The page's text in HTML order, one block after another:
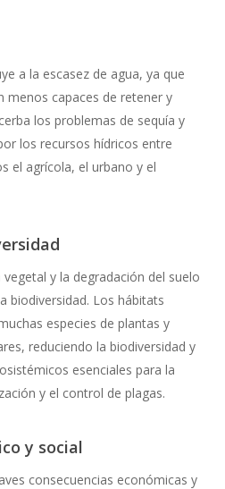
a la escasez de agua, ya que
menos capaces de retener y
los problemas de sequía y
los recursos hídricos entre
el agrícola, el urbano y el
y la degradación del suelo
biodiversidad. Los hábitats
especies de plantas y
reduciendo la biodiversidad y
esenciales para la
y el control de plagas.
y social
consecuencias económicas y